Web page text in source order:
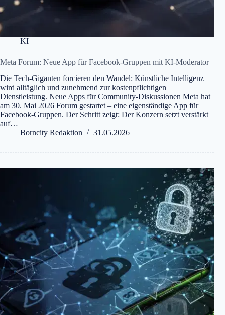
KI
Meta Forum: Neue App für Facebook-Gruppen mit KI-Moderator
Die Tech-Giganten forcieren den Wandel: Künstliche Intelligenz
wird alltäglich und zunehmend zur kostenpflichtigen
Dienstleistung. Neue Apps für Community-Diskussionen Meta hat
am 30. Mai 2026 Forum gestartet – eine eigenständige App für
Facebook-Gruppen. Der Schritt zeigt: Der Konzern setzt verstärkt
auf…
Borncity Redaktion
31.05.2026